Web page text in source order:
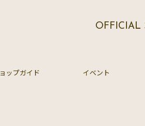
OFFICIAL
ップガイド イベント